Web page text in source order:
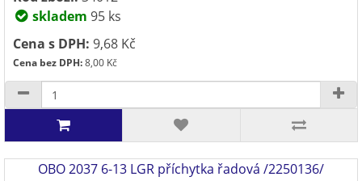
skladem 95 ks
Cena s DPH: 9,68 Kč
Cena bez DPH:8,00 Kč
OBO 2037 6-13 LGR příchytka řadová /2250136/